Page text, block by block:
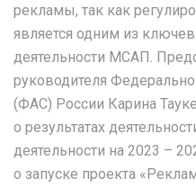
рекламы, так как
является одним из
деятельности МСАП.
руководителя
(ФАС) России Карина
о результатах
деятельности на 2023 –
о запуске проекта